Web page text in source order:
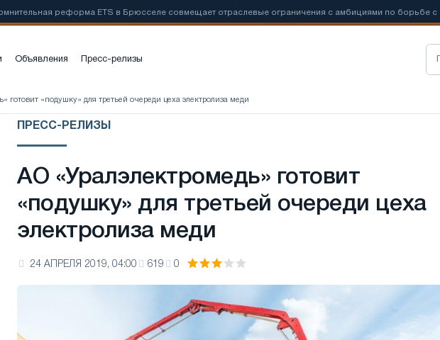
реформа ETS в Брюсселе совмещает отраслевые ограничения с амбициями по борьбе с
Объявления Пресс-релизы
готовит «подушку» для третьей очереди цеха электролиза меди
ПРЕСС-РЕЛИЗЫ
АО «Уралэлектромедь» готовит
«подушку» для третьей очереди цеха
электролиза меди
24 АПРЕЛЯ 2019, 04:00 619 0